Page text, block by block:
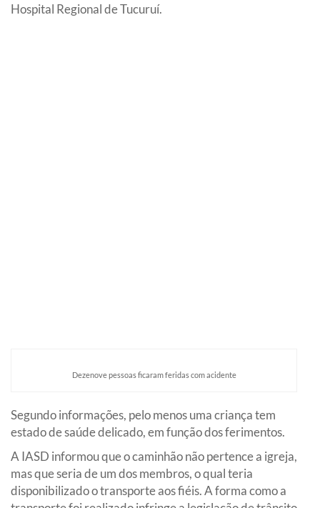
Hospital Regional de Tucuruí.
Dezenove pessoas ficaram feridas com acidente
Segundo informações, pelo menos uma criança tem
estado de saúde delicado, em função dos ferimentos.
A IASD informou que o caminhão não pertence a igreja,
mas que seria de um dos membros, o qual teria
disponibilizado o transporte aos fiéis. A forma como a